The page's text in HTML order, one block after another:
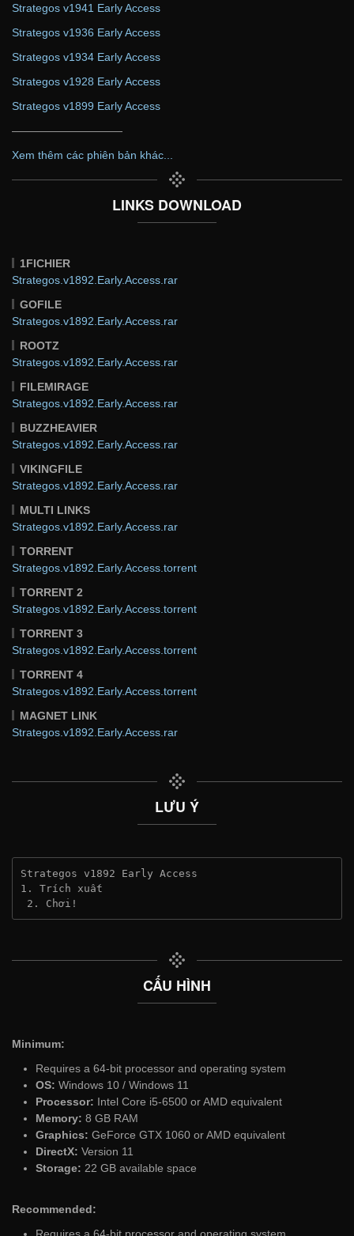
Strategos v1941 Early Access
Strategos v1936 Early Access
Strategos v1934 Early Access
Strategos v1928 Early Access
Strategos v1899 Early Access
——————————
Xem thêm các phiên bản khác...
LINKS DOWNLOAD
1FICHIER
Strategos.v1892.Early.Access.rar
GOFILE
Strategos.v1892.Early.Access.rar
ROOTZ
Strategos.v1892.Early.Access.rar
FILEMIRAGE
Strategos.v1892.Early.Access.rar
BUZZHEAVIER
Strategos.v1892.Early.Access.rar
VIKINGFILE
Strategos.v1892.Early.Access.rar
MULTI LINKS
Strategos.v1892.Early.Access.rar
TORRENT
Strategos.v1892.Early.Access.torrent
TORRENT 2
Strategos.v1892.Early.Access.torrent
TORRENT 3
Strategos.v1892.Early.Access.torrent
TORRENT 4
Strategos.v1892.Early.Access.torrent
MAGNET LINK
Strategos.v1892.Early.Access.rar
LƯU Ý
Strategos v1892 Early Access
1. Trích xuất
2. Chơi!
CẤU HÌNH
Minimum:
Requires a 64-bit processor and operating system
OS: Windows 10 / Windows 11
Processor: Intel Core i5-6500 or AMD equivalent
Memory: 8 GB RAM
Graphics: GeForce GTX 1060 or AMD equivalent
DirectX: Version 11
Storage: 22 GB available space
Recommended:
Requires a 64-bit processor and operating system